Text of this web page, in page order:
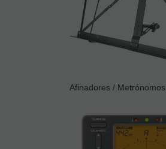
Afinadores / Metrónomos